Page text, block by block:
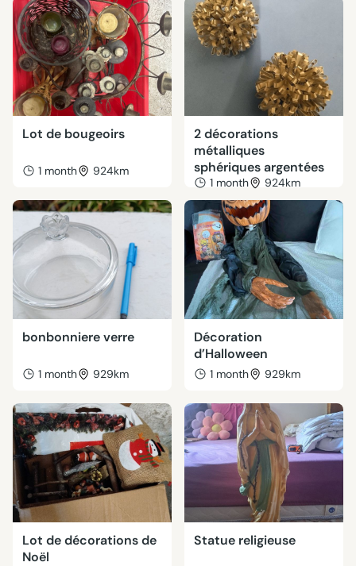
Lot de bougeoirs
1 month 924km
2 décorations
métalliques
sphériques argentées
1 month 924km
bonbonniere verre
1 month 929km
Décoration
d’Halloween
1 month 929km
Lot de décorations de
Noël
Statue religieuse